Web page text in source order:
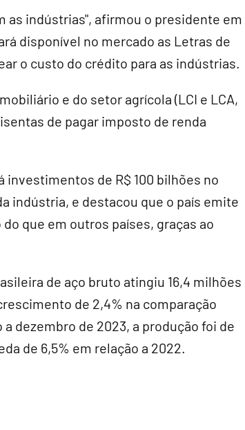
as indústrias", afirmou o presidente em
disponível no mercado as Letras de
o custo do crédito para as indústrias.
e do setor agrícola (LCI e LCA,
de pagar imposto de renda
de R$ 100 bilhões no
indústria, e destacou que o país emite
que em outros países, graças ao
de aço bruto atingiu 16,4 milhões
de 2,4% na comparação
dezembro de 2023, a produção foi de
de 6,5% em relação a 2022.